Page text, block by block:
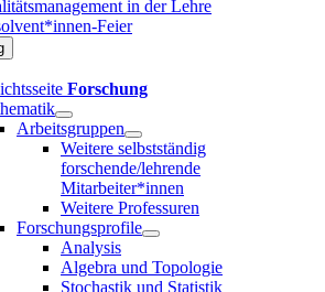
in der Lehre
Feier
Forschung
Arbeitsgruppen
Weitere selbstständig
forschende/lehrende
Mitarbeiter*innen
Weitere Professuren
Forschungsprofile
Analysis
Algebra und Topologie
Stochastik und Statistik